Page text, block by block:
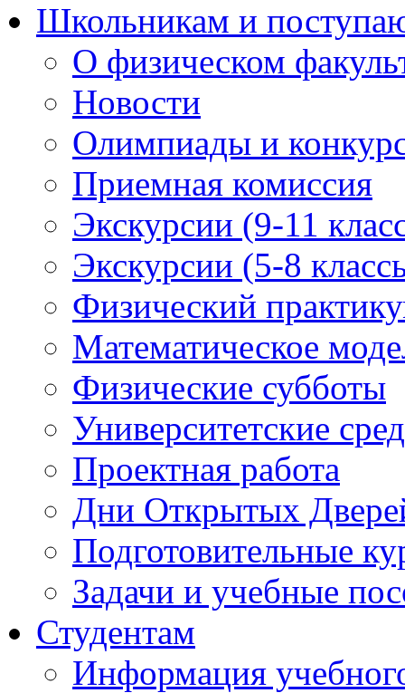
Школьникам и
О физическом
Новости
Олимпиады и
Приемная комиссия
Экскурсии (9-11
Экскурсии (5-8
Физический
Математическое
Физические субботы
Университетские
Проектная работа
Дни Открытых
Подготовительные
Задачи и учебные
Студентам
Информация